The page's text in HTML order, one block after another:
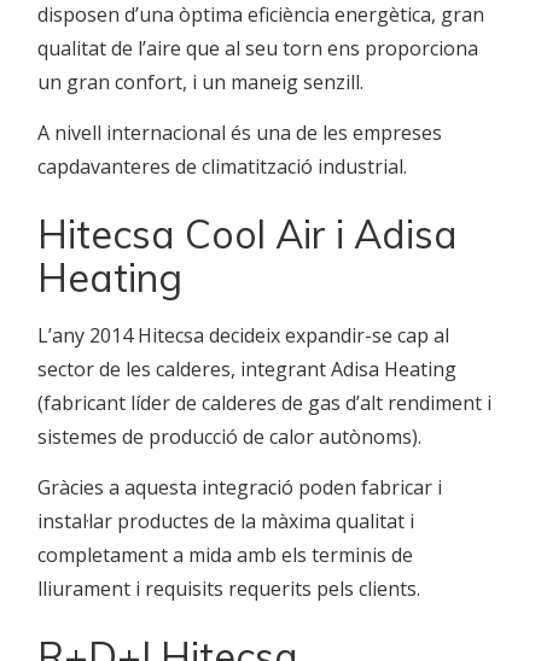
disposen d’una òptima eficiència energètica, gran
qualitat de l’aire que al seu torn ens proporciona
un gran confort, i un maneig senzill.
A nivell internacional és una de les empreses
capdavanteres de climatització industrial.
Hitecsa Cool Air i Adisa
Heating
L’any 2014 Hitecsa decideix expandir-se cap al
sector de les calderes, integrant Adisa Heating
(fabricant líder de calderes de gas d’alt rendiment i
sistemes de producció de calor autònoms).
Gràcies a aquesta integració poden fabricar i
instal·lar productes de la màxima qualitat i
completament a mida amb els terminis de
lliurament i requisits requerits pels clients.